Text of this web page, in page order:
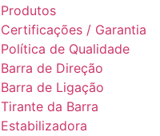
Produtos
Certificações / Garantia
Política de Qualidade
Barra de Direção
Barra de Ligação
Tirante da Barra
Estabilizadora